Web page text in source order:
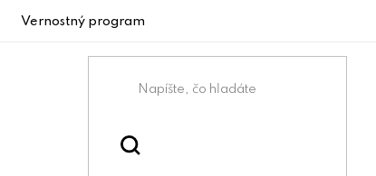
Vernostný program